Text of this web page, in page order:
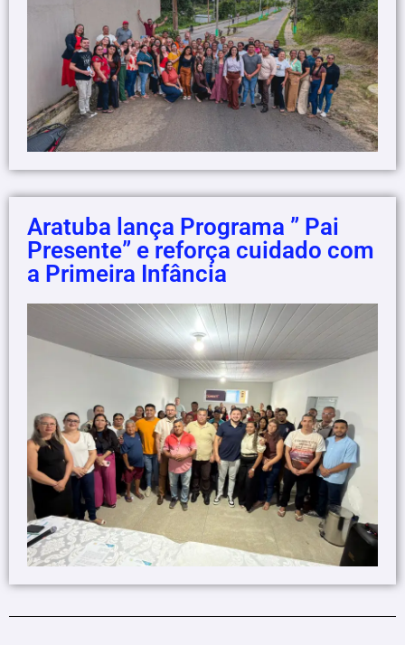
Aratuba lança Programa ” Pai
Presente” e reforça cuidado com
a Primeira Infância